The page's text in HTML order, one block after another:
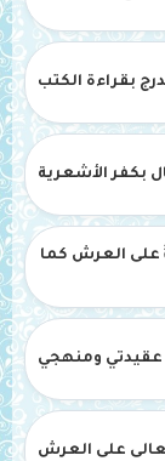
بقراءة الكتب
بكفر الأشعرية
على العرش كما
عقيدتي ومنهجي
على العرش